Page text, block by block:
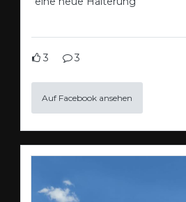
3 3
Auf Facebook ansehen